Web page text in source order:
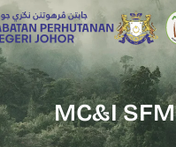
MC&I SFM